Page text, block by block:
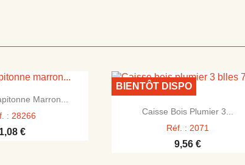
rapide
Marron...
: 28266
1,08 €
 Aperçu rapide
Caisse Bois Plumier 3...
Réf. : 2071
9,56 €
BIENTÔT DISPO